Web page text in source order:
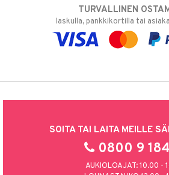
TURVALLINEN
laskulla, pankkikortilla tai
SOITA TAI LAITA MEILLE
0800 9
AUKIOLOAJAT: 10.00 -